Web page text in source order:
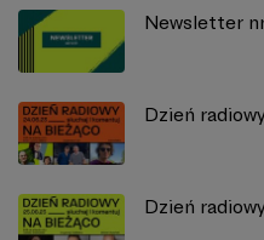
Newsletter
Dzień
Dzień